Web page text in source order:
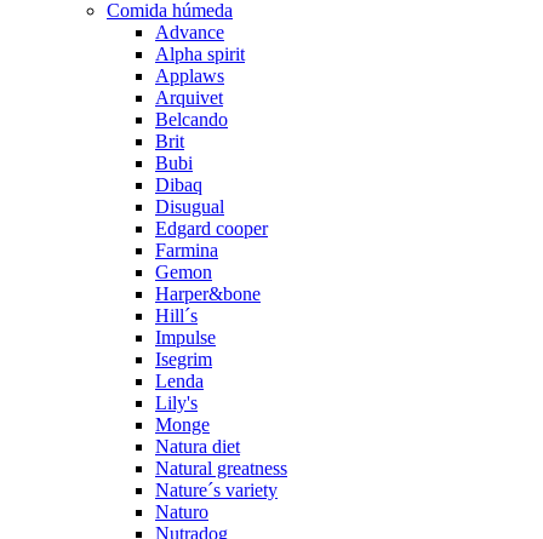
Comida húmeda
Advance
Alpha spirit
Applaws
Arquivet
Belcando
Brit
Bubi
Dibaq
Disugual
Edgard cooper
Farmina
Gemon
Harper&bone
Hill´s
Impulse
Isegrim
Lenda
Lily's
Monge
Natura diet
Natural greatness
Nature´s variety
Naturo
Nutradog